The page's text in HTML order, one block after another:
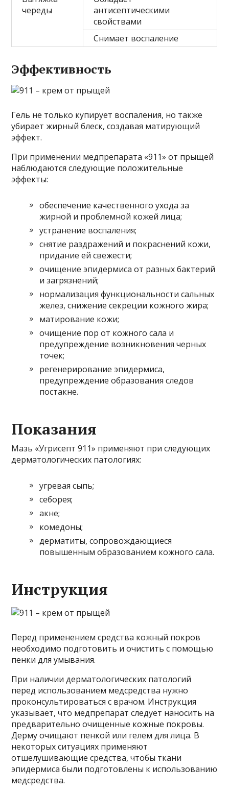
череды
антисептическими
свойствами
Снимает воспаление
Эффективность
Гель не только купирует воспаления, но также
убирает жирный блеск, создавая матирующий
эффект.
При применении медпрепарата «911» от прыщей
наблюдаются следующие положительные
эффекты:
обеспечение качественного ухода за
жирной и проблемной кожей лица;
устранение воспаления;
снятие раздражений и покраснений кожи,
придание ей свежести;
очищение эпидермиса от разных бактерий
и загрязнений;
нормализация функциональности сальных
желез, снижение секреции кожного жира;
матирование кожи;
очищение пор от кожного сала и
предупреждение возникновения черных
точек;
регенерирование эпидермиса,
предупреждение образования следов
постакне.
Показания
Мазь «Угрисепт 911» применяют при следующих
дерматологических патологиях:
угревая сыпь;
себорея;
акне;
комедоны;
дерматиты, сопровождающиеся
повышенным образованием кожного сала.
Инструкция
Перед применением средства кожный покров
необходимо подготовить и очистить с помощью
пенки для умывания.
При наличии дерматологических патологий
перед использованием медсредства нужно
проконсультироваться с врачом. Инструкция
указывает, что медпрепарат следует наносить на
предварительно очищенные кожные покровы.
Дерму очищают пенкой или гелем для лица. В
некоторых ситуациях применяют
отшелушивающие средства, чтобы ткани
эпидермиса были подготовлены к использованию
медсредства.